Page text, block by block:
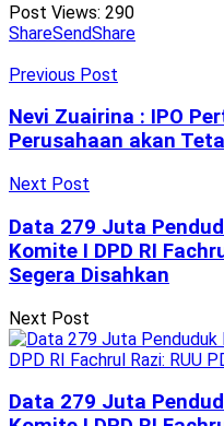
Post Views: 290
ShareSendShare
Previous Post
Nevi Zuairina : IPO
Perusahaan akan
Next Post
Data 279 Juta
Komite I DPD RI
Segera Disahkan
Next Post
Data 279 Juta